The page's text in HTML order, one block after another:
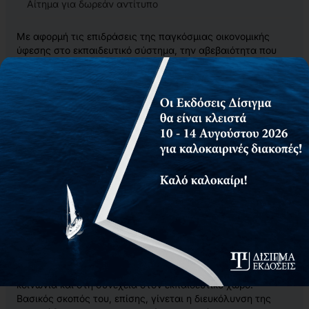
Αίτημα για δωρεάν αντίτυπο
Με αφορμή τις επιδράσεις της παγκόσμιας οικονομικής
ύφεσης στο εκπαιδευτικό σύστημα, την αβεβαιότητα που
προκάλεσε και τον τρόπο με τον οποίο η εκπαιδευτική
κοινότητα προσέλαβε τη ρευστότητα των εξωτερικών
συνθηκών και προσπάθησε να την μεταγράψει, αλλά και να
την μεταλλάξει στο εσωτερικό της περιβάλλον, γράφτηκε
το ανά χείρας πόνημα.
Κεντρικό άξονα για την μεταγραφή αυτή αποτελεί η
διαδικασία του Προγραμματισμού σε διοικητικό επίπεδο. Το
ερώτημα που ταλάνιζε από παλιά την εκπαιδευτική
κοινότητα και σήμερα πλέον την στοιχειώνει είναι το πώς
μπορεί να προγραμματιστεί η εκπαιδευτική διαδικασία σ’
έναν κόσμο που αλλάζει κάθε στιγμή.
Πρωτεύων στόχος αυτού του βιβλίου είναι να συνδράμει
στην κατανόηση, ανάλυση και συζήτηση των προβλημάτων
και των θεματικών ενοτήτων του Προγραμματισμού που
πρόεκυψαν από τις αλλαγές στον χώρο της οικονομίας και
της πολιτικής και στο μέτρο που αυτές διεισδύουν στην
κοινωνία και στη συνέχεια στον εκπαιδευτικό χώρο.
Βασικός σκοπός του, επίσης, γίνεται η διευκόλυνση της